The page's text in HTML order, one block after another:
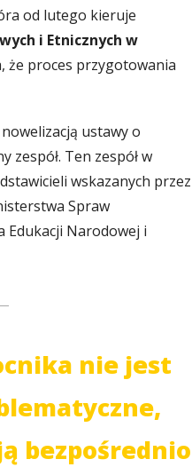
od lutego kieruje
i Etnicznych w
że proces przygotowania
ustawy o
zespół. Ten zespół w
wskazanych przez
Spraw
Edukacji Narodowej i
nie jest
bezpośrednio